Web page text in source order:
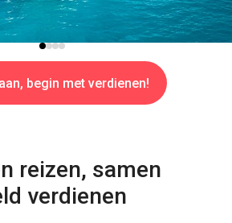
begin met verdienen!
reizen, samen
verdienen